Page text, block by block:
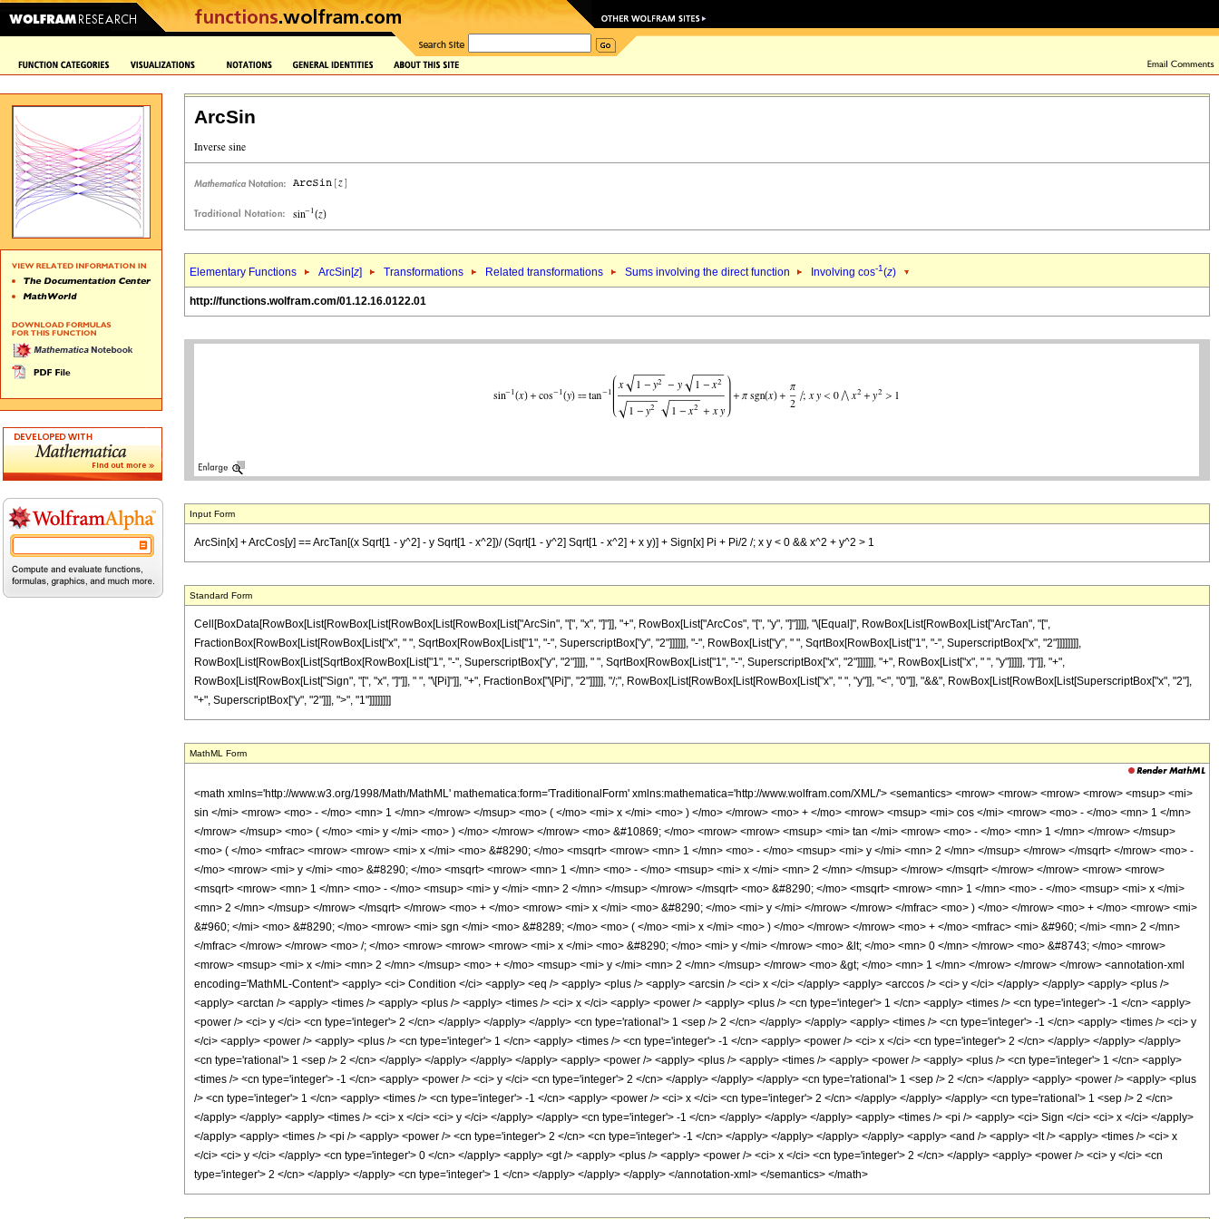
ArcSin
Elementary Functions ArcSin[z] Transformations Related transformations Sums involving the direct function Involving cos-1(z)
http://functions.wolfram.com/01.12.16.0122.01
Input Form
ArcSin[x] + ArcCos[y] == ArcTan[(x Sqrt[1 - y^2] - y Sqrt[1 - x^2])/ (Sqrt[1 - y^2] Sqrt[1 - x^2] + x y)] + Sign[x] Pi + Pi/2 /; x y < 0 && x^2 + y^2 > 1
Standard Form
Cell[BoxData[RowBox[List[RowBox[List[RowBox[List[RowBox[List["ArcSin", "[", "x", "]"]], "+", RowBox[List["ArcCos", "[", "y", "]"]]]], "\[Equal]", RowBox[List[RowBox[List["ArcTan", "[",
FractionBox[RowBox[List[RowBox[List["x", " ", SqrtBox[RowBox[List["1", "-", SuperscriptBox["y", "2"]]]]]], "-", RowBox[List["y", " ", SqrtBox[RowBox[List["1", "-", SuperscriptBox["x", "2"]]]]]]]],
RowBox[List[RowBox[List[SqrtBox[RowBox[List["1", "-", SuperscriptBox["y", "2"]]]], " ", SqrtBox[RowBox[List["1", "-", SuperscriptBox["x", "2"]]]]]], "+", RowBox[List["x", " ", "y"]]]]], "]"]], "+",
RowBox[List[RowBox[List["Sign", "[", "x", "]"]], " ", "\[Pi]"]], "+", FractionBox["\[Pi]", "2"]]]]], "/;", RowBox[List[RowBox[List[RowBox[List["x", " ", "y"]], "<", "0"]], "&&", RowBox[List[RowBox[List[SuperscriptBox["x", "2"],
"+", SuperscriptBox["y", "2"]]], ">", "1"]]]]]]]]
MathML Form
<math xmlns='http://www.w3.org/1998/Math/MathML' mathematica:form='TraditionalForm' xmlns:mathematica='http://www.wolfram.com/XML/'> <semantics> <mrow> <mrow> <mrow> <mrow> <msup> <mi>
sin </mi> <mrow> <mo> - </mo> <mn> 1 </mn> </mrow> </msup> <mo> ( </mo> <mi> x </mi> <mo> ) </mo> </mrow> <mo> + </mo> <mrow> <msup> <mi> cos </mi> <mrow> <mo> - </mo> <mn> 1 </mn>
</mrow> </msup> <mo> ( </mo> <mi> y </mi> <mo> ) </mo> </mrow> </mrow> <mo> &#10869; </mo> <mrow> <mrow> <msup> <mi> tan </mi> <mrow> <mo> - </mo> <mn> 1 </mn> </mrow> </msup>
<mo> ( </mo> <mfrac> <mrow> <mrow> <mi> x </mi> <mo> &#8290; </mo> <msqrt> <mrow> <mn> 1 </mn> <mo> - </mo> <msup> <mi> y </mi> <mn> 2 </mn> </msup> </mrow> </msqrt> </mrow> <mo> -
</mo> <mrow> <mi> y </mi> <mo> &#8290; </mo> <msqrt> <mrow> <mn> 1 </mn> <mo> - </mo> <msup> <mi> x </mi> <mn> 2 </mn> </msup> </mrow> </msqrt> </mrow> </mrow> <mrow> <mrow>
<msqrt> <mrow> <mn> 1 </mn> <mo> - </mo> <msup> <mi> y </mi> <mn> 2 </mn> </msup> </mrow> </msqrt> <mo> &#8290; </mo> <msqrt> <mrow> <mn> 1 </mn> <mo> - </mo> <msup> <mi> x </mi>
<mn> 2 </mn> </msup> </mrow> </msqrt> </mrow> <mo> + </mo> <mrow> <mi> x </mi> <mo> &#8290; </mo> <mi> y </mi> </mrow> </mrow> </mfrac> <mo> ) </mo> </mrow> <mo> + </mo> <mrow> <mi>
&#960; </mi> <mo> &#8290; </mo> <mrow> <mi> sgn </mi> <mo> &#8289; </mo> <mo> ( </mo> <mi> x </mi> <mo> ) </mo> </mrow> </mrow> <mo> + </mo> <mfrac> <mi> &#960; </mi> <mn> 2 </mn>
</mfrac> </mrow> </mrow> <mo> /; </mo> <mrow> <mrow> <mrow> <mi> x </mi> <mo> &#8290; </mo> <mi> y </mi> </mrow> <mo> &lt; </mo> <mn> 0 </mn> </mrow> <mo> &#8743; </mo> <mrow>
<mrow> <msup> <mi> x </mi> <mn> 2 </mn> </msup> <mo> + </mo> <msup> <mi> y </mi> <mn> 2 </mn> </msup> </mrow> <mo> &gt; </mo> <mn> 1 </mn> </mrow> </mrow> </mrow> <annotation-xml
encoding='MathML-Content'> <apply> <ci> Condition </ci> <apply> <eq /> <apply> <plus /> <apply> <arcsin /> <ci> x </ci> </apply> <apply> <arccos /> <ci> y </ci> </apply> </apply> <apply> <plus />
<apply> <arctan /> <apply> <times /> <apply> <plus /> <apply> <times /> <ci> x </ci> <apply> <power /> <apply> <plus /> <cn type='integer'> 1 </cn> <apply> <times /> <cn type='integer'> -1 </cn> <apply>
<power /> <ci> y </ci> <cn type='integer'> 2 </cn> </apply> </apply> </apply> <cn type='rational'> 1 <sep /> 2 </cn> </apply> </apply> <apply> <times /> <cn type='integer'> -1 </cn> <apply> <times /> <ci> y
</ci> <apply> <power /> <apply> <plus /> <cn type='integer'> 1 </cn> <apply> <times /> <cn type='integer'> -1 </cn> <apply> <power /> <ci> x </ci> <cn type='integer'> 2 </cn> </apply> </apply> </apply>
<cn type='rational'> 1 <sep /> 2 </cn> </apply> </apply> </apply> </apply> <apply> <power /> <apply> <plus /> <apply> <times /> <apply> <power /> <apply> <plus /> <cn type='integer'> 1 </cn> <apply>
<times /> <cn type='integer'> -1 </cn> <apply> <power /> <ci> y </ci> <cn type='integer'> 2 </cn> </apply> </apply> </apply> <cn type='rational'> 1 <sep /> 2 </cn> </apply> <apply> <power /> <apply> <plus
/> <cn type='integer'> 1 </cn> <apply> <times /> <cn type='integer'> -1 </cn> <apply> <power /> <ci> x </ci> <cn type='integer'> 2 </cn> </apply> </apply> </apply> <cn type='rational'> 1 <sep /> 2 </cn>
</apply> </apply> <apply> <times /> <ci> x </ci> <ci> y </ci> </apply> </apply> <cn type='integer'> -1 </cn> </apply> </apply> </apply> <apply> <times /> <pi /> <apply> <ci> Sign </ci> <ci> x </ci> </apply>
</apply> <apply> <times /> <pi /> <apply> <power /> <cn type='integer'> 2 </cn> <cn type='integer'> -1 </cn> </apply> </apply> </apply> </apply> <apply> <and /> <apply> <lt /> <apply> <times /> <ci> x
</ci> <ci> y </ci> </apply> <cn type='integer'> 0 </cn> </apply> <apply> <gt /> <apply> <plus /> <apply> <power /> <ci> x </ci> <cn type='integer'> 2 </cn> </apply> <apply> <power /> <ci> y </ci> <cn
type='integer'> 2 </cn> </apply> </apply> <cn type='integer'> 1 </cn> </apply> </apply> </apply> </annotation-xml> </semantics> </math>